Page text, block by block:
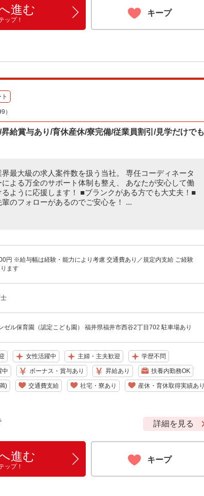
進む
ップ！
キープ
）
給賞与あり/育休産休/寮完備/従業員割引/見学だけでも
界最大級の求人案件数を扱う当社。 専任コーディネータ
による万全のサポート体制も整え、 あなたが安心して働
るように応援します！ ■ブランクがある方でも大丈夫！■
輩のフォローがあるのでご安心を！ ...
円 ※給与幅は経験・能力により考慮 交通費あり／規定内支給 ご経験
ます
ル保育園（認定こども園） 福井県福井市西谷2丁目702 駐車場あり
女性活躍中 主婦・主夫歓迎 学歴不問
中 ボーナス・賞与あり 昇給あり 扶養内勤務OK
) 交通費支給 社宅・寮あり 産休・育休取得実績あり
詳細を見る
進む
ップ！
キープ